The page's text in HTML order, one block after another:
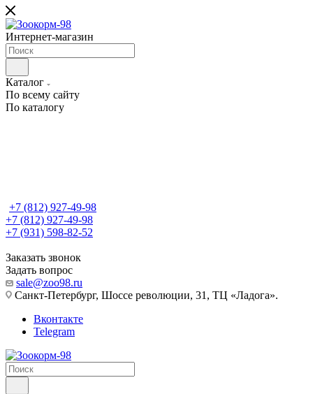
Интернет-магазин
Каталог
По всему сайту
По каталогу
+7 (812) 927-49-98
+7 (812) 927-49-98
+7 (931) 598-82-52
Заказать звонок
Задать вопрос
sale@zoo98.ru
Санкт-Петербург, Шоссе революции, 31, ТЦ «Ладога».
Вконтакте
Telegram